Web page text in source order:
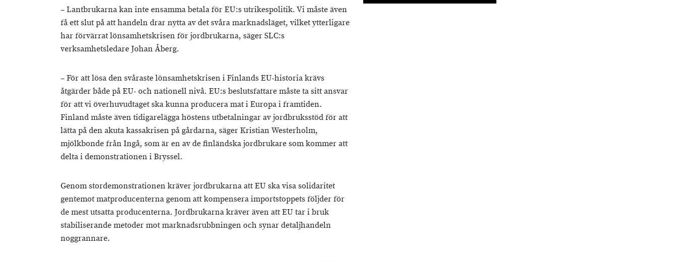
– Lantbrukarna kan inte ensamma betala för EU:s utrikespolitik. Vi måste även
få ett slut på att handeln drar nytta av det svåra marknadsläget, vilket ytterligare
har förvärrat lönsamhetskrisen för jordbrukarna, säger SLC:s
verksamhetsledare Johan Åberg.
– För att lösa den svåraste lönsamhetskrisen i Finlands EU-historia krävs
åtgärder både på EU- och nationell nivå. EU:s beslutsfattare måste ta sitt ansvar
för att vi överhuvudtaget ska kunna producera mat i Europa i framtiden.
Finland måste även tidigarelägga höstens utbetalningar av jordbruksstöd för att
lätta på den akuta kassakrisen på gårdarna, säger Kristian Westerholm,
mjölkbonde från Ingå, som är en av de finländska jordbrukare som kommer att
delta i demonstrationen i Bryssel.
Genom stordemonstrationen kräver jordbrukarna att EU ska visa solidaritet
gentemot matproducenterna genom att kompensera importstoppets följder för
de mest utsatta producenterna. Jordbrukarna kräver även att EU tar i bruk
stabiliserande metoder mot marknadsrubbningen och synar detaljhandeln
noggrannare.